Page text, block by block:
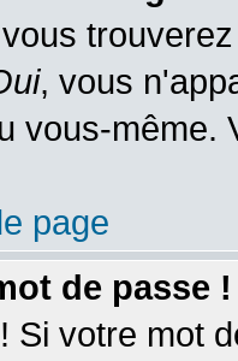
, vous
vous-même.
page
de passe !
Si votre mot